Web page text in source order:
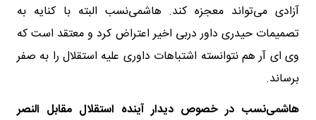
آزادی می‌تواند معجزه کند. هاشمی‌نسب البته با کنایه به
تصمیمات حیدری داور دربی اخیر اعتراض کرد و معتقد است که
وی ای آر هم نتوانسته اشتباهات داوری علیه استقلال را به صفر
برساند.
هاشمی‌نسب در خصوص دیدار آینده استقلال مقابل النصر